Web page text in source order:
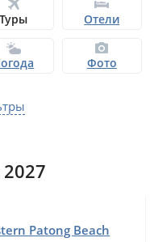
Туры Отели
Фото
Patong Beach